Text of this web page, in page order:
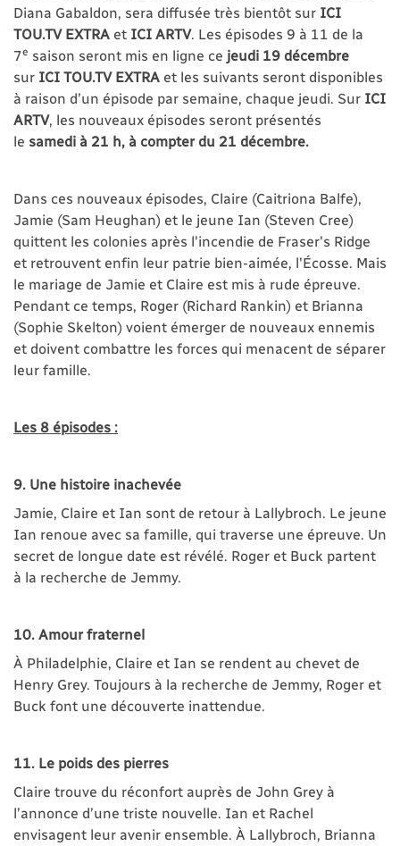
Diana Gabaldon, sera diffusée très bientôt sur ICI
TOU.TV EXTRA et ICI ARTV. Les épisodes 9 à 11 de la
7e saison seront mis en ligne ce jeudi 19 décembre
sur ICI TOU.TV EXTRA et les suivants seront disponibles
à raison d’un épisode par semaine, chaque jeudi. Sur ICI
ARTV, les nouveaux épisodes seront présentés
le samedi à 21 h, à compter du 21 décembre.
Dans ces nouveaux épisodes, Claire (Caitriona Balfe),
Jamie (Sam Heughan) et le jeune Ian (Steven Cree)
quittent les colonies après l'incendie de Fraser's Ridge
et retrouvent enfin leur patrie bien-aimée, l'Écosse. Mais
le mariage de Jamie et Claire est mis à rude épreuve.
Pendant ce temps, Roger (Richard Rankin) et Brianna
(Sophie Skelton) voient émerger de nouveaux ennemis
et doivent combattre les forces qui menacent de séparer
leur famille.
Les 8 épisodes :
9. Une histoire inachevée
Jamie, Claire et Ian sont de retour à Lallybroch. Le jeune
Ian renoue avec sa famille, qui traverse une épreuve. Un
secret de longue date est révélé. Roger et Buck partent
à la recherche de Jemmy.
10. Amour fraternel
À Philadelphie, Claire et Ian se rendent au chevet de
Henry Grey. Toujours à la recherche de Jemmy, Roger et
Buck font une découverte inattendue.
11. Le poids des pierres
Claire trouve du réconfort auprès de John Grey à
l’annonce d’une triste nouvelle. Ian et Rachel
envisagent leur avenir ensemble. À Lallybroch, Brianna